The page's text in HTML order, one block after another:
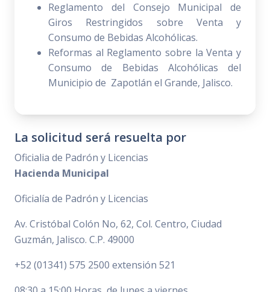
Reglamento del Consejo Municipal de
Giros Restringidos sobre Venta y
Consumo de Bebidas Alcohólicas.
Reformas al Reglamento sobre la Venta y
Consumo de Bebidas Alcohólicas del
Municipio de Zapotlán el Grande, Jalisco.
La solicitud será resuelta por
Oficialia de Padrón y Licencias
Hacienda Municipal
Oficialía de Padrón y Licencias
Av. Cristóbal Colón No, 62, Col. Centro, Ciudad
Guzmán, Jalisco. C.P. 49000
+52 (01341) 575 2500 extensión 521